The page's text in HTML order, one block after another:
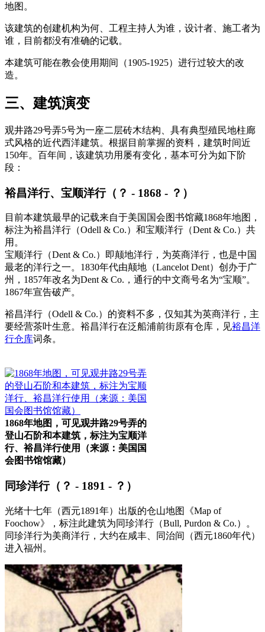
地图。
该建筑的创建机构为何、工程主持人为谁，设计者、施工者为
谁，目前都没有准确的记载。
本建筑可能在教会使用期间（1905-1925）进行过较大的改
造。
三、建筑演变
观井路29号弄5号为一座二层砖木结构、具有典型殖民地柱廊
式风格的近代西洋建筑。根据目前掌握的资料，建筑时间近
150年。百年间，该建筑功用屡有变化，基本可分为如下阶
段：
裕昌洋行、宝顺洋行（？ - 1868 - ？）
目前本建筑最早的记载来自于美国国会图书馆藏1868年地图，
标注为裕昌洋行（Odell & Co.）和宝顺洋行（Dent & Co.）共
用。
宝顺洋行（Dent & Co.）即颠地洋行，为英商洋行，也是中国
最老的洋行之一。1830年代由颠地（Lancelot Dent）创办于广
州，1857年改名为Dent & Co.，通行的中文商号名为“宝顺”。
1867年宣告破产。
裕昌洋行（Odell & Co.）的资料不多，仅知其为英商洋行，主
要经营茶叶生意。裕昌洋行在泛船浦前街原有仓库，见裕昌洋
行仓库词条。
1868年地图，可见观井路29号弄的
登山石阶和本建筑，标注为宝顺洋
行、裕昌洋行使用（来源：美国国
会图书馆馆藏）
同珍洋行（？ - 1891 - ？）
光绪十七年（西元1891年）出版的仓山地图《Map of
Foochow》，标注此建筑为同珍洋行（Bull, Purdon & Co.）。
同珍洋行为美商洋行，大约在咸丰、同治间（西元1860年代）
进入福州。